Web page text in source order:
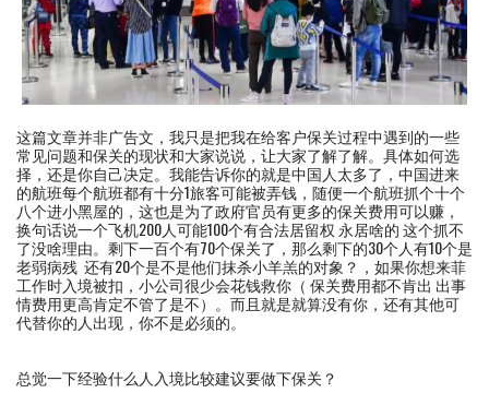
这篇文章并非广告文，我只是把我在给客户保关过程中遇到的一些
常见问题和保关的现状和大家说说，让大家了解了解。具体如何选
择，还是你自己决定。我能告诉你的就是中国人太多了，中国进来
的航班每个航班都有十分1旅客可能被弄钱，随便一个航班抓个十个
八个进小黑屋的，这也是为了政府官员有更多的保关费用可以赚，
换句话说一个飞机200人可能100个有合法居留权 永居啥的 这个抓不
了没啥理由。剩下一百个有70个保关了，那么剩下的30个人有10个是
老弱病残 还有20个是不是他们抹杀小羊羔的对象？，如果你想来菲
工作时入境被扣，小公司很少会花钱救你（ 保关费用都不肯出 出事
情费用更高肯定不管了是不）。而且就是就算没有你，还有其他可
代替你的人出现，你不是必须的。
总觉一下经验什么人入境比较建议要做下保关？